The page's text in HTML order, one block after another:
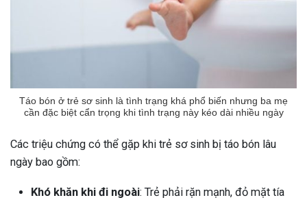
Táo bón ở trẻ sơ sinh là tình trạng khá phổ biến nhưng ba mẹ
cần đặc biệt cẩn trọng khi tình trạng này kéo dài nhiều ngày
Các triệu chứng có thể gặp khi trẻ sơ sinh bị táo bón lâu
ngày bao gồm:
Khó khăn khi đi ngoài: Trẻ phải rặn mạnh, đỏ mặt tía